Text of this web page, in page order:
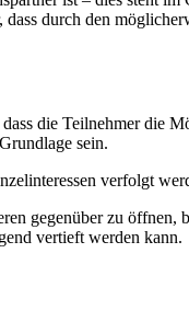
durch den
die Teilnehmer die
sein.
verfolgt
gegenüber zu
vertieft werden kann.